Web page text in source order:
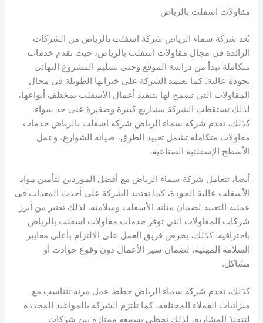
مقاولات اسفلت بالرياض
تُعد شركة سماء الرياض شركة اسفلت بالرياض من الشركات
الرائدة في مجال مقاولات اسفلت بالرياض، حيث تقدم خدمات
متكاملة تبدأ من دراسة الموقع وحتى تسليم المشروع النهائي
بجودة عالية. كما تعتمد الشركة على خبراتها الطويلة في مجال
المقاولات التي تسمح لها بتنفيذ أعمال الأسفلت بمختلف أنواعها،
لذلك تستقطب الشركة مشاريع كبيرة وصغيرة على حد سواء.
كذلك، تقدم شركة سماء الرياض شركة اسفلت بالرياض خدمات
مقاولات متكاملة تشمل تعبيد الطرق، صيانة الشوارع، وعمل
الأسطح الإسفلتية الصناعية.
أيضا، تتعامل شركة سماء الرياض مع أفضل الموردين لتأمين مواد
الأسفلت عالية الجودة، كما تعتمد الشركة على أحدث المعدات في
عملية التعبيد لضمان متانة الأسفلت وسلامته. لذلك تعتبر من أبرز
شركات المقاولات التي توفر خدمات مقاولات اسفلت بالرياض
باحترافية. كذلك، يحرص فريق العمل على الالتزام بأعلى معايير
السلامة المهنية، لضمان سير الأعمال دون وقوع حوادث أو
مشاكل.
كذلك، تقدم شركة سماء الرياض خطط عمل مرنة تتناسب مع
ميزانيات العملاء المختلفة، كما تلتزم الشركة بالمواعيد المحددة
لتنفيذ المشاريع، لذلك تحظى بسمعة ممتازة بين شركات